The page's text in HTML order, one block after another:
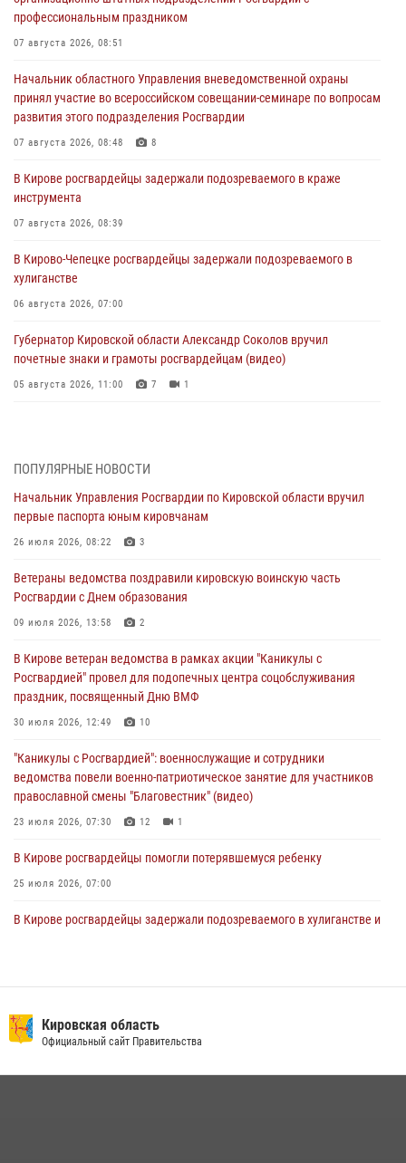
профессиональным праздником
07 августа 2026, 08:51
Начальник областного Управления вневедомственной охраны
принял участие во всероссийском совещании-семинаре по вопросам
развития этого подразделения Росгвардии
07 августа 2026, 08:48 8
В Кирове росгвардейцы задержали подозреваемого в краже
инструмента
07 августа 2026, 08:39
В Кирово-Чепецке росгвардейцы задержали подозреваемого в
хулиганстве
06 августа 2026, 07:00
Губернатор Кировской области Александр Соколов вручил
почетные знаки и грамоты росгвардейцам (видео)
05 августа 2026, 11:00 7 1
04 августа 2026, 09:30
В Кирове росгвардейцы задержали подозреваемого в грабеже
03 августа 2026, 09:01
митинге в честь Дня воздушно-десантных войск
03 августа 2026, 08:45
магазина
02 августа 2026, 07:00
1 августа – День дежурной службы войск национальной гвардии
01 августа 2026, 09:39
ПОПУЛЯРНЫЕ НОВОСТИ
Начальник Управления Росгвардии по Кировской области вручил
первые паспорта юным кировчанам
26 июля 2026, 08:22 3
Ветераны ведомства поздравили кировскую воинскую часть
Росгвардии с Днем образования
09 июля 2026, 13:58 2
В Кирове ветеран ведомства в рамках акции "Каникулы с
Росгвардией" провел для подопечных центра соцобслуживания
праздник, посвященный Дню ВМФ
30 июля 2026, 12:49 10
"Каникулы с Росгвардией": военнослужащие и сотрудники
ведомства повели военно-патриотическое занятие для участников
православной смены "Благовестник" (видео)
23 июля 2026, 07:30 12 1
В Кирове росгвардейцы помогли потерявшемуся ребенку
25 июля 2026, 07:00
В Кирове росгвардейцы задержали подозреваемого в хулиганстве и
вневедомственную охрану и поступления в ведомственные вузы
22 июля 2026, 14:51 1 2
Кировская область
Официальный сайт Правительства